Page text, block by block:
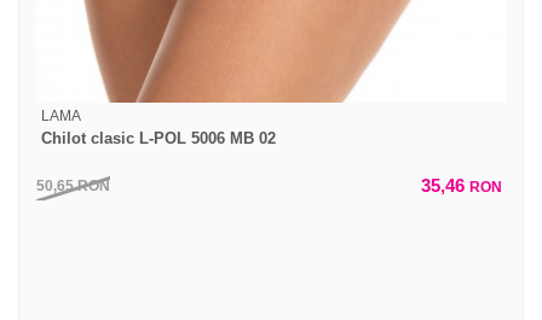
LAMA
Chilot clasic L-POL 5006 MB 02
50,65RON 35,46 RON